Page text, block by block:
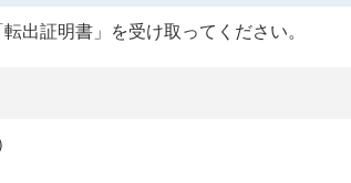
出証明書」を受け取ってください。